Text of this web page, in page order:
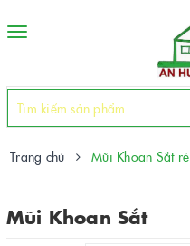
Toggle
Trang chủ Mũi Khoan Sắt rẻ
Mũi Khoan Sắt